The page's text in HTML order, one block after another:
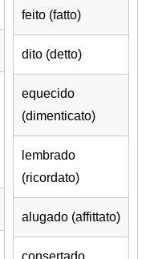
feito (fatto)
dito (detto)
equecido
(dimenticato)
lembrado
(ricordato)
alugado (affittato)